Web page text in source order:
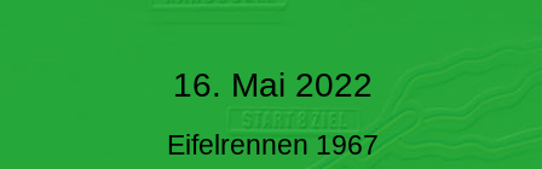
16. Mai 2022
Eifelrennen 1967